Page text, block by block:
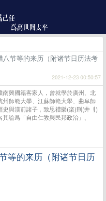
八节等的来历（附诸节日历法考
2021-12-23 00:50:57
南興國籍客家人，曾就學於廣州、北
州師範大學、江蘇師範大學、曲阜師
史與漢前諸子，致思禮樂(楽)刑(井刂)
論爲「自由仁敩與民邦政治」。
等的来历（附诸节日历